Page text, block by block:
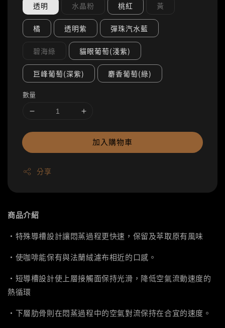
透明 水晶粉 桃紅 黃
橘 透明紫 彈珠汽水藍
碧海綠 貓眼葡萄(淺紫)
巨峰葡萄(深紫) 麝香葡萄(綠)
數量
加入購物車
分享
商品介紹
‧特殊導槽設計讓悶蒸過程更快速，保留及萃取原有風味
‧使咖啡能保有與法蘭絨濾布相近的口感。
‧短導槽設計使上層接觸面保持光滑，降低空氣流動速度的
熱循環
‧下層肋骨則在悶蒸過程中的空氣對流保持在合宜的速度。